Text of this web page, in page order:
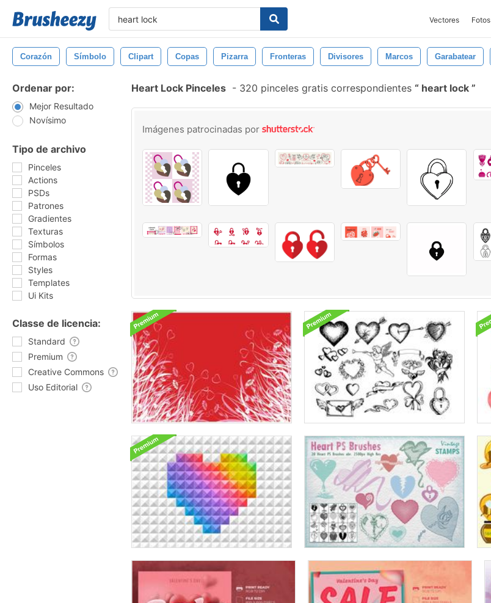
Vectores Fotos
Corazón Símbolo Clipart Copas Pizarra Fronteras Divisores Marcos Garabatear
Ordenar por:
Mejor Resultado
Novísimo
Tipo de archivo
Pinceles
Actions
PSDs
Patrones
Gradientes
Texturas
Símbolos
Formas
Styles
Templates
Ui Kits
Classe de licencia:
Standard
Premium
Creative Commons
Uso Editorial
Heart Lock Pinceles - 320 pinceles gratis correspondientes heart lock
Imágenes patrocinadas por